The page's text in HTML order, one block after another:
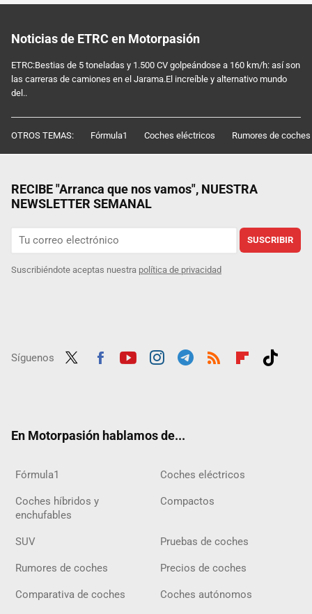
Noticias de ETRC en Motorpasión
ETRC:Bestias de 5 toneladas y 1.500 CV golpeándose a 160 km/h: así son
las carreras de camiones en el Jarama.El increíble y alternativo mundo
del..
OTROS TEMAS: Fórmula1 Coches eléctricos Rumores de coches
RECIBE "Arranca que nos vamos", NUESTRA
NEWSLETTER SEMANAL
SUSCRIBIR
Suscribiéndote aceptas nuestra política de privacidad
Síguenos
En Motorpasión hablamos de...
Fórmula1 Coches eléctricos
Coches híbridos y
enchufables
Compactos
SUV Pruebas de coches
Rumores de coches Precios de coches
Comparativa de coches Coches autónomos